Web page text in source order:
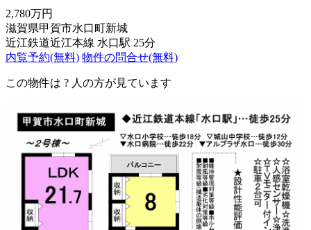
2,780万円
滋賀県甲賀市水口町新城
近江鉄道近江本線 水口駅 25分
内覧予約(無料) 物件の問合せ(無料)
この物件は ? 人の方が見ています